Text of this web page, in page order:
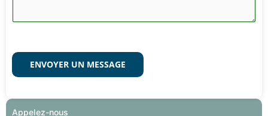
ENVOYER UN MESSAGE
Appelez-nous